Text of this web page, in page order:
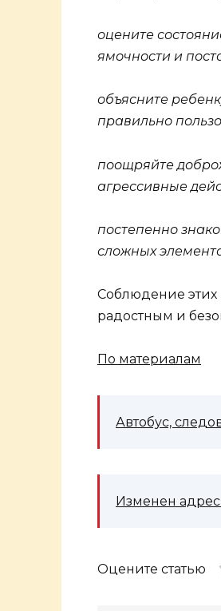
оцените
ямочности и
объясните
правильно
поощряйте
агрессивные
постепенно
сложных
Соблюдение этих
радостным и
По материалам
Автобус,
Изменен адрес
Оцените статью